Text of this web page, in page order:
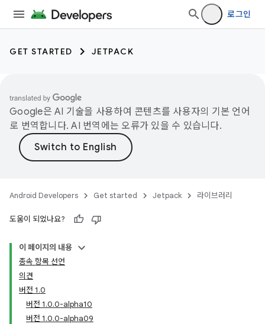
로그인
GET STARTED JETPACK
Google은 AI 기술을 사용하여 콘텐츠를 사용자의 기본 언어
로 번역합니다. AI 번역에는 오류가 있을 수 있습니다.
Android Developers Get started Jetpack 라이브러리
도움이 되었나요?
이 페이지의 내용
종속 항목 선언
의견
버전 1.0
버전 1.0.0-alpha10
버전 1.0.0-alpha09